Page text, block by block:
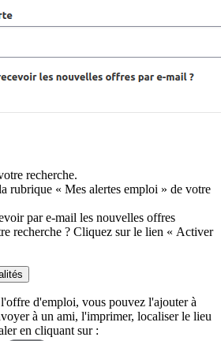
recherche.
rubrique « Mes alertes emploi » de votre
par e-mail les nouvelles offres
recherche ? Cliquez sur le lien « Activer
d'emploi, vous pouvez l'ajouter à
à un ami, l'imprimer, localiser le lieu
en cliquant sur :